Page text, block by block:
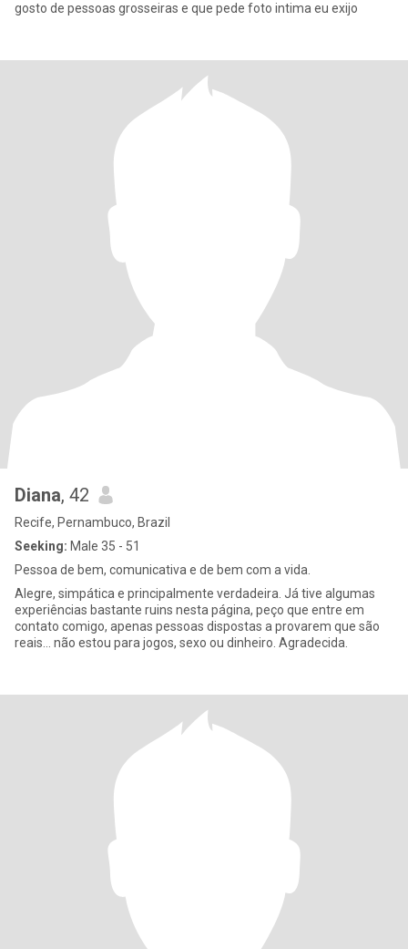
gosto de pessoas grosseiras e que pede foto intima eu exijo
Diana, 42
Recife, Pernambuco, Brazil
Seeking: Male 35 - 51
Pessoa de bem, comunicativa e de bem com a vida.
Alegre, simpática e principalmente verdadeira. Já tive algumas
experiências bastante ruins nesta página, peço que entre em
contato comigo, apenas pessoas dispostas a provarem que são
reais… não estou para jogos, sexo ou dinheiro. Agradecida.